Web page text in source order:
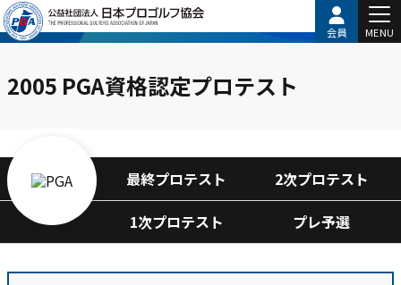
会員 MENU
2005 PGA資格認定プロテスト
最終プロテスト
2次プロテスト
1次プロテスト
プレ予選